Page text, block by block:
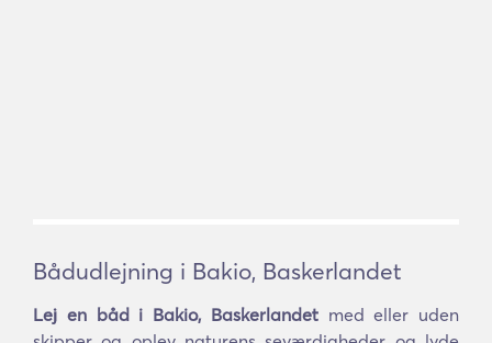
Bådudlejning i Bakio, Baskerlandet
Lej en båd i Bakio, Baskerlandetmed eller uden